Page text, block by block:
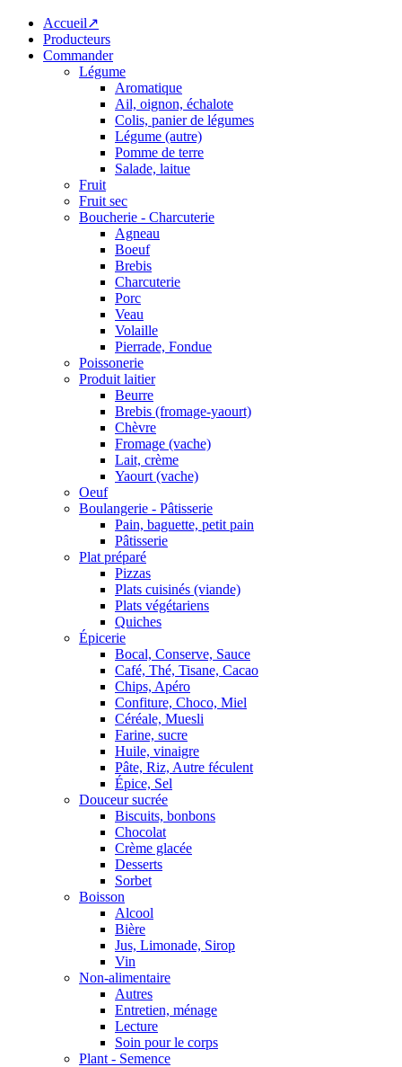
Accueil↗
Producteurs
Commander
Légume
Aromatique
Ail, oignon, échalote
Colis, panier de légumes
Légume (autre)
Pomme de terre
Salade, laitue
Fruit
Fruit sec
Boucherie - Charcuterie
Agneau
Boeuf
Brebis
Charcuterie
Porc
Veau
Volaille
Pierrade, Fondue
Poissonerie
Produit laitier
Beurre
Brebis (fromage-yaourt)
Chèvre
Fromage (vache)
Lait, crème
Yaourt (vache)
Oeuf
Boulangerie - Pâtisserie
Pain, baguette, petit pain
Pâtisserie
Plat préparé
Pizzas
Plats cuisinés (viande)
Plats végétariens
Quiches
Épicerie
Bocal, Conserve, Sauce
Café, Thé, Tisane, Cacao
Chips, Apéro
Confiture, Choco, Miel
Céréale, Muesli
Farine, sucre
Huile, vinaigre
Pâte, Riz, Autre féculent
Épice, Sel
Douceur sucrée
Biscuits, bonbons
Chocolat
Crème glacée
Desserts
Sorbet
Boisson
Alcool
Bière
Jus, Limonade, Sirop
Vin
Non-alimentaire
Autres
Entretien, ménage
Lecture
Soin pour le corps
Plant - Semence